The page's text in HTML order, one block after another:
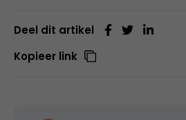
Deel dit artikel
Kopieer link